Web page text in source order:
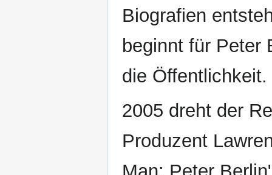
Biografien
beginnt für Peter
die Öffentlichkeit.
2005 dreht der
Produzent